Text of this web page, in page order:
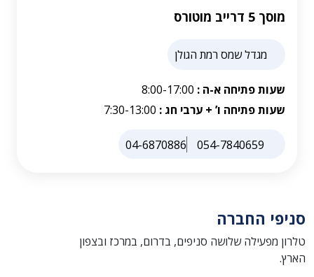
מוסך 5 דרייב מוטורס
מגדל שמס רמת הגולן
שעות פתיחה א-ה : 8:00-17:00
שעות פתיחה ו’ + ערבי חג : 7:30-13:00
054-7840659
04-6870886
סניפי החברה
טלרון מפעילה שלושה סניפים, בדרום, במרכז ובצפון
הארץ.